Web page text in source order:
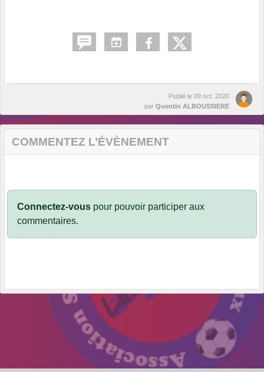
Publié le 09 oct. 2020
par Quentin ALBOUSSIERE
COMMENTEZ L’ÉVÈNEMENT
Connectez-vous pour pouvoir participer aux
commentaires.